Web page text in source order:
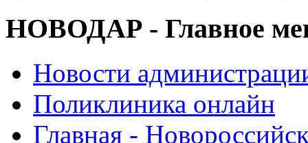
НОВОДАР - Главное
Новости
Поликлиника онлайн
Главная -